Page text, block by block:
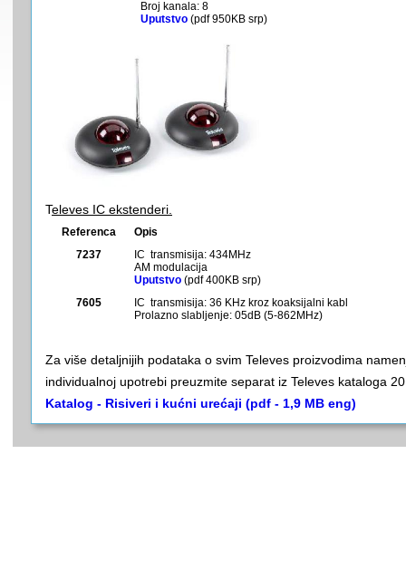
Broj kanala: 8
Uputstvo (pdf 950KB srp)
Televes IC ekstenderi.
Referenca
Opis
7237
IC transmisija: 434MHz
AM modulacija
Uputstvo (pdf 400KB srp)
7605
IC transmisija: 36 KHz kroz koaksijalni kabl
Prolazno slabljenje: 05dB (5-862MHz)
Za više detaljnijih podataka o svim Televes proizvodima
individualnoj upotrebi preuzmite separat iz Televes kataloga
Katalog - Risiveri i kućni urećaji (pdf - 1,9 MB eng)